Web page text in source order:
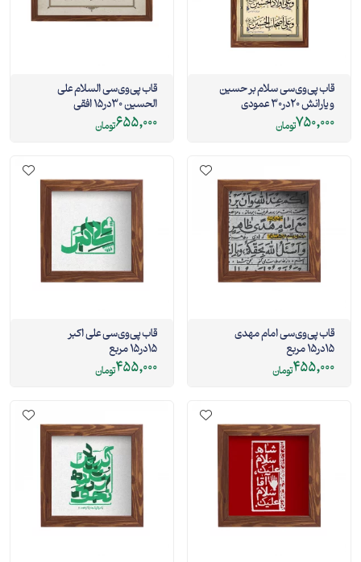
قاب پی‌وی‌سی سلام بر حسین
و یارانش 20در30 عمودی
750,000تومان
قاب پی‌وی‌سی السلام علی
الحسین 30در15 افقی
655,000تومان
قاب پی‌وی‌سی امام مهدی
15در15 مربع
455,000تومان
قاب پی‌وی‌سی علی اکبر
15در15 مربع
455,000تومان